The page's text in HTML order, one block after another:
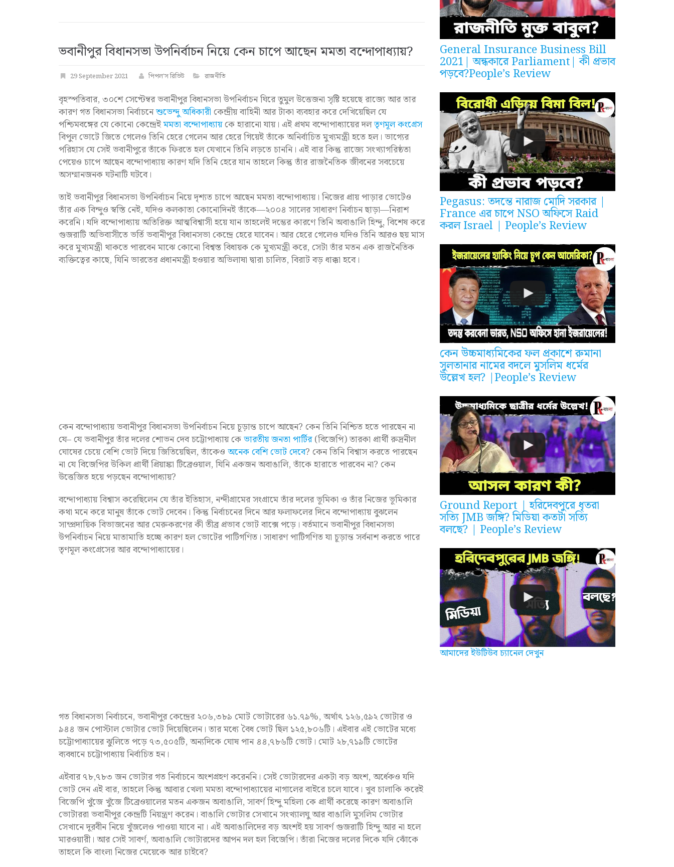
ভবানীপুর বিধানসভা উপনির্বাচন নিয়ে কেন চাপে আছেন মমতা বন্দোপাধ্যায়?
29 September 2021 পিপল'স রিভিউ রাজনীতি
বৃহস্পতিবার, ৩০শে সেপ্টেম্বর ভবানীপুর বিধানসভা উপনির্বাচন ঘিরে তুমুল উত্তেজনা সৃষ্টি হয়েছে রাজ্যে আর তার
কারণ গত বিধানসভা নির্বাচনেশুভেন্দু অধিকারী কেন্দ্রীয় বাহিনী আর টাকা ব্যবহার করে দেখিয়েছিল যে
পশ্চিমবঙ্গের যে কোনো কেন্দ্রেইমমতা বন্দোপাধ্যায়কে হারানো যায়। এই প্রথম বন্দোপাধ্যায়ের দলতৃণমূল কংগ্রেস
বিপুল ভোটে জিতে গেলেও তিনি হেরে গেলেন আর হেরে গিয়েই তাঁকে অনির্বাচিত মুখ্যমন্ত্রী হতে হল। ভাগ্যের
পরিহাস যে সেই ভবানীপুরে তাঁকে ফিরতে হল যেখানে তিনি লড়তে চাননি। এই বার কিন্তু রাজ্যে সংখ্যাগরিষ্ঠতা
পেয়েও চাপে আছেন বন্দোপাধ্যায় কারণ যদি তিনি হেরে যান তাহলে কিন্তু তাঁর রাজনৈতিক জীবনের সবচেয়ে
অসম্মানজনক ঘটনাটি ঘটবে।
তাই ভবানীপুর বিধানসভা উপনির্বাচন নিয়ে দৃশ্যত চাপে আছেন মমতা বন্দোপাধ্যায়। নিজের প্রায় পাড়ার ভোটেও
তাঁর এক বিন্দুও স্বস্তি নেই, যদিও কলকাতা কোনোদিনই তাঁকে—২০০৪ সালের সাধারণ নির্বাচন ছাড়া—নিরাশ
করেনি। যদি বন্দোপাধ্যায় অতিরিক্ত আত্মবিশ্বাসী হয়ে যান তাহলেই দম্ভের কারণে তিনি অবাঙালি হিন্দু, বিশেষ করে
গুজরাটি অভিবাসীতে ভর্তি ভবানীপুর বিধানসভা কেন্দ্রে হেরে যাবেন। আর হেরে গেলেও যদিও তিনি আরও ছয় মাস
করে মুখ্যমন্ত্রী থাকতে পারবেন মাঝে কোনো বিশ্বস্ত বিধায়ক কে মুখ্যমন্ত্রী করে, সেটা তাঁর মতন এক রাজনৈতিক
ব্যক্তিত্বের কাছে, যিনি ভারতের প্রধানমন্ত্রী হওয়ার অভিলাষা দ্বারা চালিত, বিরাট বড় ধাক্কা হবে।
কেন বন্দোপাধ্যায় ভবানীপুর বিধানসভা উপনির্বাচন নিয়ে চূড়ান্ত চাপে আছেন? কেন তিনি নিশ্চিত হতে পারছেন না
যে– যে ভবানীপুর তাঁর দলের শোভন দেব চট্টোপাধ্যায় কেভারতীয় জনতা পার্টির(বিজেপি) তারকা প্রার্থী রুদ্রনীল
ঘোষের চেয়ে বেশি ভোট দিয়ে জিতিয়েছিল, তাঁকেও অনেক বেশি ভোট দেবে? কেন তিনি বিশ্বাস করতে পারছেন
না যে বিজেপির উকিল প্রার্থী প্রিয়াঙ্কা টিব্রেওয়াল, যিনি একজন অবাঙালি, তাঁকে হারাতে পারবেন না? কেন
উত্তেজিত হয়ে পড়ছেন বন্দোপাধ্যায়?
বন্দোপাধ্যায় বিশ্বাস করেছিলেন যে তাঁর ইতিহাস, নন্দীগ্রামের সংগ্রামে তাঁর দলের ভূমিকা ও তাঁর নিজের ভূমিকার
কথা মনে করে মানুষ তাঁকে ভোট দেবেন। কিন্তু নির্বাচনের দিনে আর ফলাফলের দিনে বন্দোপাধ্যায় বুঝলেন
সাম্প্রদায়িক বিভাজনের আর মেরুকরণের কী তীব্র প্রভাব ভোট বাক্সে পড়ে। বর্তমানে ভবানীপুর বিধানসভা
উপনির্বাচন নিয়ে মাতামাতি হচ্ছে কারণ হল ভোটের পাটিগণিত। সাধারণ পাটিগণিত যা চূড়ান্ত সর্বনাশ করতে পারে
তৃণমূল কংগ্রেসের আর বন্দোপাধ্যায়ের।
গত বিধানসভা নির্বাচনে, ভবানীপুর কেন্দ্রের ২০৬,৩৮৯ মোট ভোটারের ৬১.৭৯%, অর্থাৎ ১২৬,৫৯২ ভোটার ও
৯৪৪ জন পোস্টাল ভোটার ভোট দিয়েছিলেন। তার মধ্যে বৈধ ভোট ছিল ১২৫,৮০৬টি। এইবার এই ভোটের মধ্যে
চট্টোপাধ্যায়ের ঝুলিতে পড়ে ৭৩,৫০৫টি, অন্যদিকে ঘোষ পান ৪৪,৭৮৬টি ভোট। মোট ২৮,৭১৯টি ভোটের
ব্যবধানে চট্টোপাধ্যায় নির্বাচিত হন।
এইবার ৭৮,৭৮৩ জন ভোটার গত নির্বাচনে অংশগ্রহণ করেননি। সেই ভোটারদের একটা বড় অংশ, অর্ধেকও যদি
ভোট দেন এই বার, তাহলে কিন্তু আবার খেলা মমতা বন্দোপাধ্যায়ের নাগালের বাইরে চলে যাবে। খুব চালাকি করেই
বিজেপি খুঁজে খুঁজে টিব্রেওয়ালের মতন একজন অবাঙালি, সাবর্ণ হিন্দু মহিলা কে প্রার্থী করেছে কারণ অবাঙালি
ভোটাররা ভবানীপুর কেন্দ্রটি নিয়ন্ত্রণ করেন। বাঙালি ভোটার সেখানে সংখ্যালঘু আর বাঙালি মুসলিম ভোটার
সেখানে দূরবীন নিয়ে খুঁজলেও পাওয়া যাবে না। এই অবাঙালিদের বড় অংশই হয় সাবর্ণ গুজরাটি হিন্দু আর না হলে
মারওয়ারী। আর সেই সাবর্ণ, অবাঙালি ভোটারদের আপন দল হল বিজেপি। তাঁরা নিজের দলের দিকে যদি ঝোঁকে
তাহলে কি বাংলা নিজের মেয়েকে আর চাইবে?
General Insurance Business Bill
2021| অন্ধকারে Parliament| কী প্রভাব
পড়বে?People’s Review
Pegasus: তদন্তে নারাজ মোদি সরকার |
France এর চাপে NSO অফিসে Raid
করল Israel | People’s Review
কেন উচ্চমাধ্যমিকের ফল প্রকাশে রুমানা
সুলতানার নামের বদলে মুসলিম ধর্মের
উল্লেখ হল? |People’s Review
Ground Report | হরিদেবপুরে ধৃতরা
সত্যি JMB জঙ্গি? মিডিয়া কতটা সত্যি
বলছে? | People’s Review
আমাদের ইউটিউব চ্যানেল দেখুন